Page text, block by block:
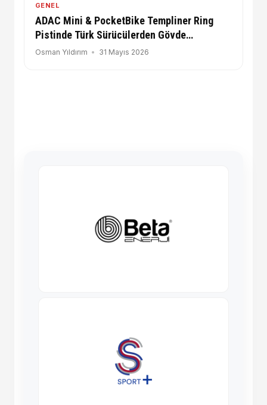
GENEL
ADAC Mini & PocketBike Templiner Ring
Pistinde Türk Sürücülerden Gövde
Gösterisi!
Osman Yıldırım 31 Mayıs 2026